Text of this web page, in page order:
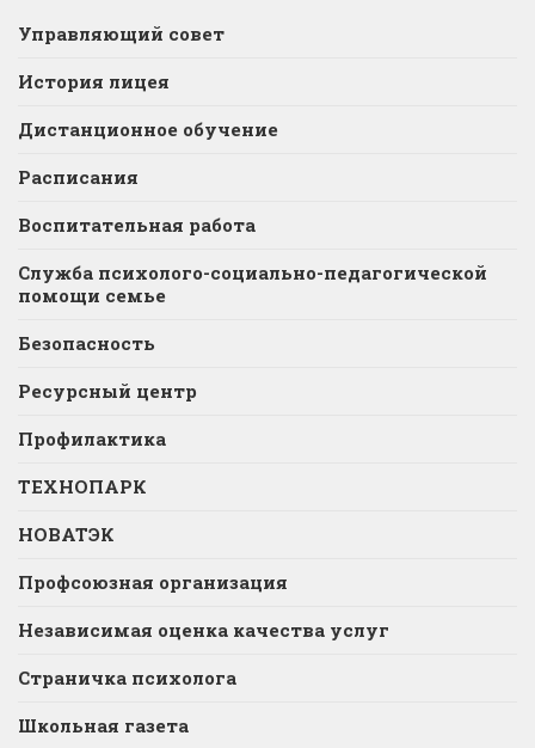
Управляющий совет
История лицея
Дистанционное обучение
Расписания
Воспитательная работа
Служба психолого-социально-педагогической
помощи семье
Безопасность
Ресурсный центр
Профилактика
ТЕХНОПАРК
НОВАТЭК
Профсоюзная организация
Независимая оценка качества услуг
Страничка психолога
Школьная газета